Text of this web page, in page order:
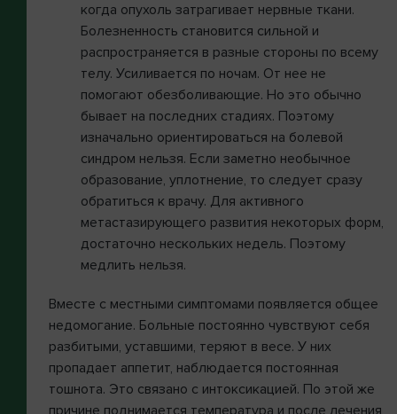
когда опухоль затрагивает нервные ткани.
Болезненность становится сильной и
распространяется в разные стороны по всему
телу. Усиливается по ночам. От нее не
помогают обезболивающие. Но это обычно
бывает на последних стадиях. Поэтому
изначально ориентироваться на болевой
синдром нельзя. Если заметно необычное
образование, уплотнение, то следует сразу
обратиться к врачу. Для активного
метастазирующего развития некоторых форм,
достаточно нескольких недель. Поэтому
медлить нельзя.
Вместе с местными симптомами появляется общее
недомогание. Больные постоянно чувствуют себя
разбитыми, уставшими, теряют в весе. У них
пропадает аппетит, наблюдается постоянная
тошнота. Это связано с интоксикацией. По этой же
причине поднимается температура и после лечения